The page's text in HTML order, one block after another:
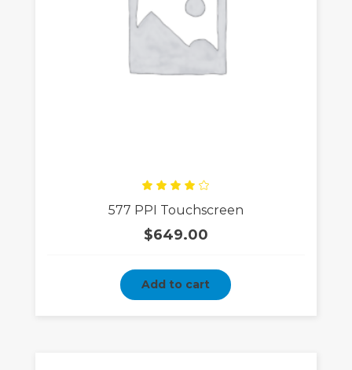
4.00
of 5
577 PPI Touchscreen
$649.00
Add to cart